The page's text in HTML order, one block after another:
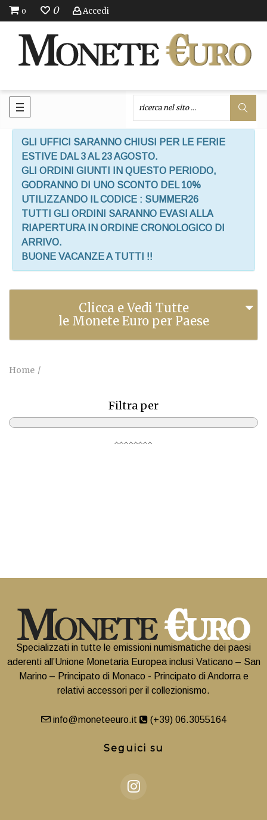
0 0 Accedi
GLI UFFICI SARANNO CHIUSI PER LE FERIE
ESTIVE DAL 3 AL 23 AGOSTO.
GLI ORDINI GIUNTI IN QUESTO PERIODO,
GODRANNO DI UNO SCONTO DEL 10%
UTILIZZANDO IL CODICE : SUMMER26
TUTTI GLI ORDINI SARANNO EVASI ALLA
RIAPERTURA IN ORDINE CRONOLOGICO DI
ARRIVO.
BUONE VACANZE A TUTTI !!
Clicca e Vedi Tutte
le Monete Euro per Paese
Home
Filtra per
Specializzati in tutte le emissioni numismatiche dei paesi
aderenti all’Unione Monetaria Europea inclusi Vaticano – San
Marino – Principato di Monaco - Principato di Andorra e
relativi accessori per il collezionismo.
info@moneteeuro.it (+39) 06.3055164
Seguici su